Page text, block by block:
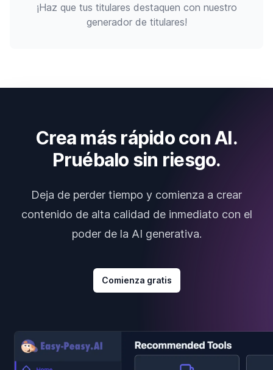
¡Haz que tus titulares destaquen con nuestro
generador de titulares!
Crea más rápido con AI.
Pruébalo sin riesgo.
Deja de perder tiempo y comienza a crear
contenido de alta calidad de inmediato con el
poder de la AI generativa.
Comienza gratis